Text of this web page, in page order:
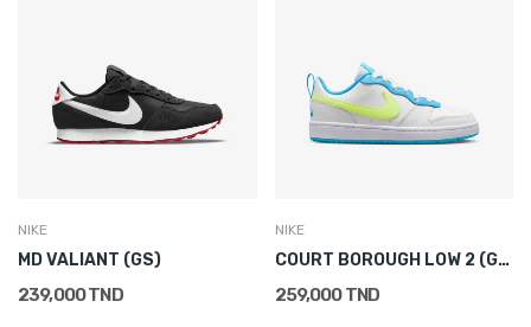
NIKE
MD VALIANT (GS)
239,000 TND
NIKE
COURT BOROUGH LOW 2 (GS)
259,000 TND